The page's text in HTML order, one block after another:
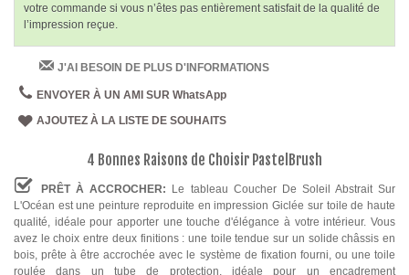
votre commande si vous n’êtes pas entièrement satisfait de la qualité de
l’impression reçue.
J'AI BESOIN DE PLUS D'INFORMATIONS
ENVOYER À UN AMI SUR WhatsApp
AJOUTEZ À LA LISTE DE SOUHAITS
4 Bonnes Raisons de Choisir PastelBrush
PRÊT À ACCROCHER:
Le tableau Coucher De Soleil Abstrait Sur
L'Océan est une peinture reproduite en impression Giclée sur toile de haute
qualité, idéale pour apporter une touche d'élégance à votre intérieur. Vous
avez le choix entre deux finitions : une toile tendue sur un solide châssis en
bois, prête à être accrochée avec le système de fixation fourni, ou une toile
roulée dans un tube de protection, idéale pour un encadrement